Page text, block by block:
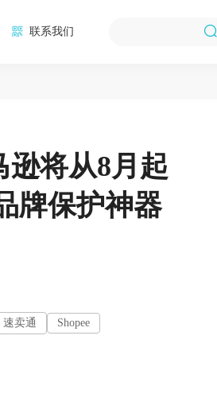
联系我们
逊将从8月起
牌保护神器
速卖通 Shopee